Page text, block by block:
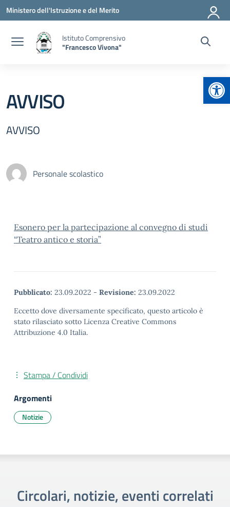
Vai ai contenuti
Vai al menu di navigazione
Vai al footer
Ministero dell'Istruzione e del Merito
Istituto Comprensivo
"Francesco Vivona"
AVVISO
AVVISO
Personale scolastico
Esonero per la partecipazione al convegno di studi
“Teatro antico e storia”
Pubblicato: 23.09.2022 - Revisione: 23.09.2022
Eccetto dove diversamente specificato, questo articolo è
stato rilasciato sotto Licenza Creative Commons
Attribuzione 4.0 Italia.
Stampa / Condividi
Argomenti
Notizie
Circolari, notizie, eventi correlati